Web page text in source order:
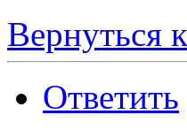
Вернуться
Ответить